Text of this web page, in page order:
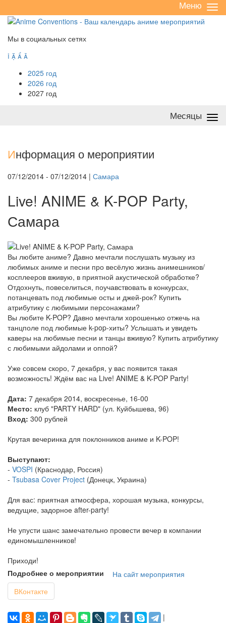
/
Меню
Мы в социальных сетях
   
2025 год
2026 год
2027 год
Месяцы
Информация о мероприятии
07/12/2014 - 07/12/2014 | Самара
Live! ANIME & K-POP Party,
Самара
Вы любите аниме? Давно мечтали послушать музыку из
любимых аниме и песни про весёлую жизнь анимешников/
косплееров вживую, в приятной акустической обработке?
Отдохнуть, повеселиться, поучавствовать в конкурсах,
потанцевать под любимые осты и джей-рок? Купить
атрибутику с любимыми персонажами?
Вы любите K-POP? Давно мечтали хорошенько отжечь на
танцполе под любимые k-pop-хиты? Услышать и увидеть
каверы на любимые песни и танцы вживую? Купить атрибутику
с любимыми айдолами и оппой?
Уже совсем скоро, 7 декабря, у вас появится такая
возможность! Ждём вас на Live! ANIME & K-POP Party!
Дата: 7 декабря 2014, воскресенье, 16-00
Место: клуб "PARTY HARD" (ул. Куйбышева, 96)
Вход: 300 рублей
Крутая вечеринка для поклонников аниме и K-POP!
Выступают:
- VOSPI (Краснодар, Россия)
- Tsubasa Cover Project (Донецк, Украина)
Для вас: приятная атмосфера, хорошая музыка, конкурсы,
ведущие, задорное after-party!
Не упусти шанс замечательно провести вечер в компании
единомышленников!
Приходи!
Подробнее о мероприятии
На сайт мероприятия
ВКонтакте
|